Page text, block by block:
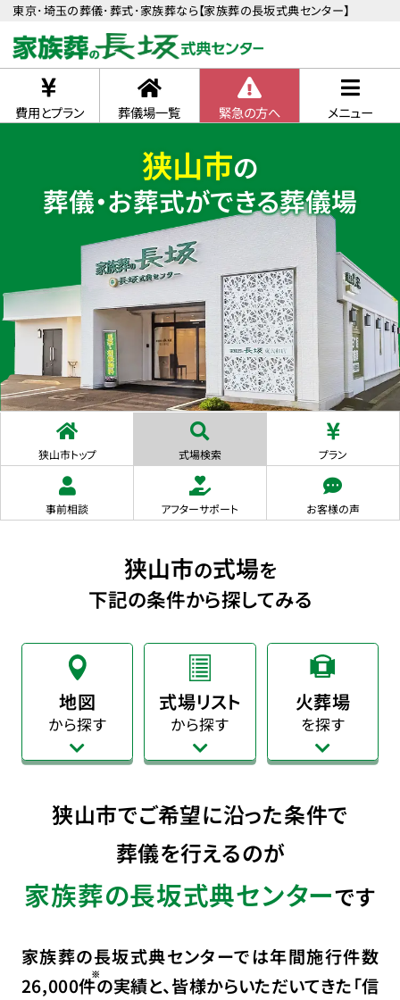
東京･埼玉の葬儀･葬式･家族葬なら【家族葬の長坂式典センター】
費用とプラン 葬儀場一覧 緊急の方へ メニュー
狭山市の
葬儀・お葬式ができる葬儀場
狭山市トップ 式場検索 プラン
事前相談 アフターサポート お客様の声
狭山市の式場を
下記の条件から探してみる
地図
から探す
式場リスト
から探す
火葬場
を探す
狭山市でご希望に沿った条件で
葬儀を行えるのが
家族葬の長坂式典センターです
家族葬の長坂式典センターでは年間施行件数
26,000件の実績と、皆様からいただいてきた「信